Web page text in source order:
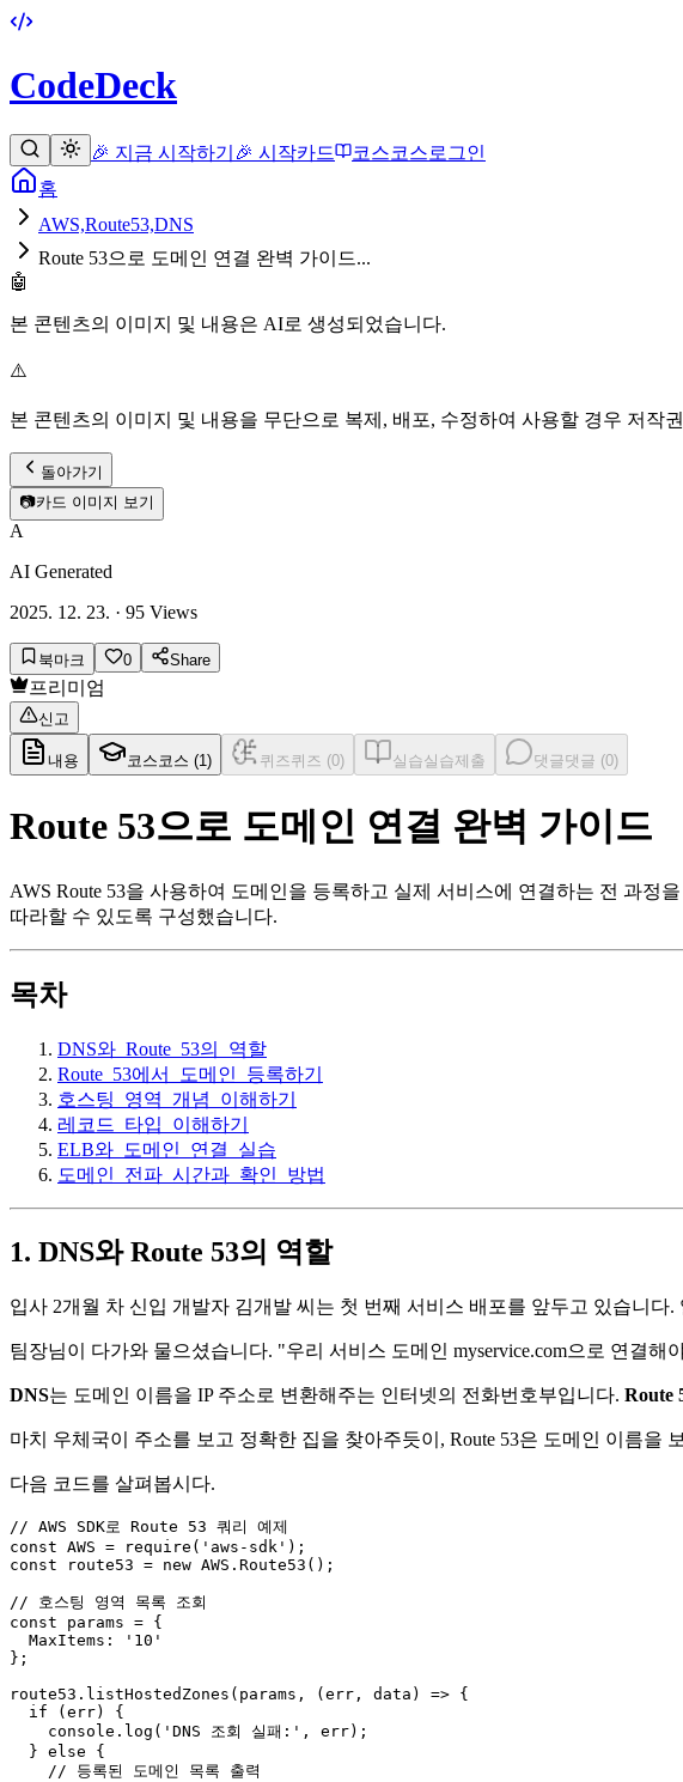
CodeDeck
🎉 지금 시작하기 🎉 시작카드 코스코스로그인
홈
AWS,Route53,DNS
Route 53으로 도메인 연결 완벽 가이드...
🤖
본 콘텐츠의 이미지 및 내용은 AI로 생성되었습니다.
⚠️
본 콘텐츠의 이미지 및 내용을 무단으로 복제, 배포, 수정하여 사용할 경우 저작
돌아가기
📷카드 이미지 보기
A
AI Generated
2025. 12. 23. · 95 Views
북마크 0 Share
프리미엄
신고
내용 코스 코스 (1 ) 퀴즈퀴즈 (0) 실습실습제출 댓글댓글 (0)
Route 53으로 도메인 연결 완벽 가이드
AWS Route 53을 사용하여 도메인을 등록하고 실제 서비스에 연결하는 전 과
따라할 수 있도록 구성했습니다.
목차
DNS와_Route_53의_역할
Route_53에서_도메인_등록하기
호스팅_영역_개념_이해하기
레코드_타입_이해하기
ELB와_도메인_연결_실습
도메인_전파_시간과_확인_방법
1. DNS와 Route 53의 역할
입사 2개월 차 신입 개발자 김개발 씨는 첫 번째 서비스 배포를 앞두고 있습니다
팀장님이 다가와 물으셨습니다. "우리 서비스 도메인 myservice.com으로 연결해
DNS는 도메인 이름을 IP 주소로 변환해주는 인터넷의 전화번호부입니다. Route
마치 우체국이 주소를 보고 정확한 집을 찾아주듯이, Route 53은 도메인 이름
다음 코드를 살펴봅시다.
// AWS SDK로 Route 53 쿼리 예제
const AWS = require ( 'aws-sdk'
const route53 = new AWS . Route53 ();
// 호스팅 영역 목록 조회
const params = {
MaxItems :
'10'
};
route53. listHostedZones (params, ( err, data ) => {
if (err) {
console . log ( 'DNS 조회 실패:' , err);
  }
else {
// 등록된 도메인 목록 출력